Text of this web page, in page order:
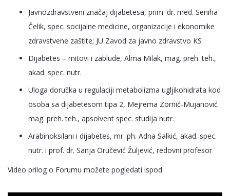
Javnozdravstveni značaj dijabetesa, prim. dr. med. Seniha
Čelik, spec. socijalne medicine, organizacije i ekonomike
zdravstvene zaštite; JU Zavod za javno zdravstvo KS
Dijabetes – mitovi i zablude, Alma Milak, mag. preh. teh.,
akad. spec. nutr.
Uloga doručka u regulaciji metabolizma ugljikohidrata kod
osoba sa dijabetesom tipa 2, Mejrema Zornić-Mujanović
mag. preh. teh., apsolvent spec. studija nutr.
Arabinoksilani i dijabetes, mr. ph. Adna Salkić, akad. spec.
nutr. i prof. dr. Sanja Oručević Žuljević, redovni profesor
Video prilog o Forumu možete pogledati ispod.